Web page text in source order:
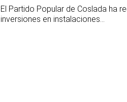
El Partido Popular de Coslada ha
inversiones en instalaciones...